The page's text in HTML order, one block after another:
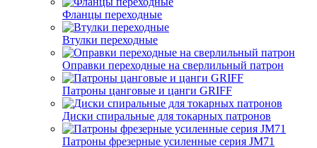
Фланцы переходные
Втулки переходные
Оправки переходные на сверлильный патрон
Патроны цанговые и цанги GRIFF
Диски спиральные для токарных патронов
Патроны фрезерные усиленные серия JM71